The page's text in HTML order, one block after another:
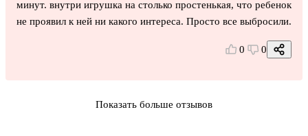
минут. внутри игрушка на столько простенькая, что ребенок
не проявил к ней ни какого интереса. Просто все выбросили.
0 0
Показать больше отзывов